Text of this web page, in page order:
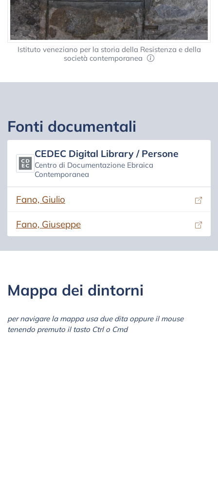
Istituto veneziano per la storia della Resistenza e della
società contemporanea
Fonti documentali
CEDEC Digital Library / Persone
Centro di Documentazione Ebraica
Contemporanea
Fano, Giulio
(si apre in una nuova scheda)
Fano, Giuseppe
(si apre in una nuova scheda)
Mappa dei dintorni
per navigare la mappa usa due dita oppure il mouse
tenendo premuto il tasto Ctrl o Cmd